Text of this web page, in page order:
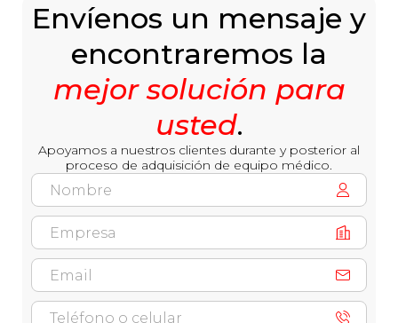
Envíenos un mensaje y
encontraremos la
mejor solución para
usted.
Apoyamos a nuestros clientes durante y posterior al
proceso de adquisición de equipo médico.